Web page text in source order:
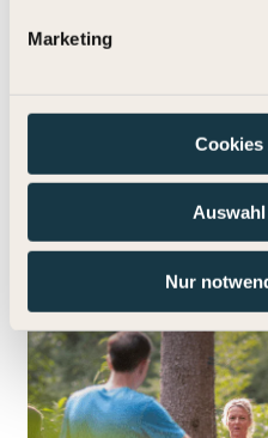
Marketing
Cookies
Nur